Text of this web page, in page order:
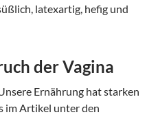
latexartig, hefig und
der Vagina
Ernährung hat starken
im Artikel unter den